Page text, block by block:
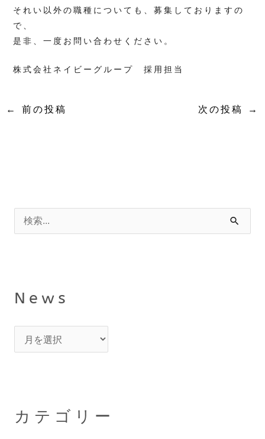
それい以外の職種についても、募集しておりますの
で、
是非、一度お問い合わせください。
株式会社ネイビーグループ 採用担当
← 前の投稿 次の投稿 →
検
:
News
w
カテゴリー
テ
ゴ